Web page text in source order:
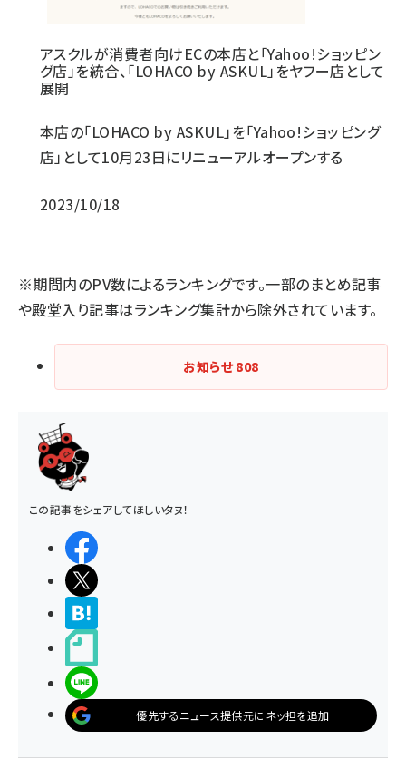
アスクルが消費者向けECの本店と「Yahoo!ショッピン
グ店」を統合、「LOHACO by ASKUL」をヤフー店として
展開
本店の「LOHACO by ASKUL」を「Yahoo!ショッピング
店」として10月23日にリニューアルオープンする
2023/10/18
※期間内のPV数によるランキングです。一部のまとめ記事
や殿堂入り記事はランキング集計から除外されています。
お知らせ808
この記事をシェアしてほしいタヌ！
優先するニュース提供元にネッ担を追加